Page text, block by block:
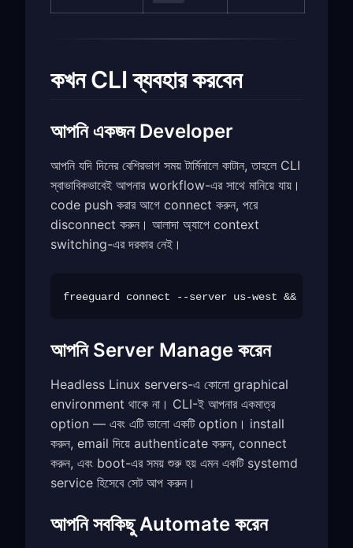
কখন CLI ব্যবহার করবেন
আপনি একজন Developer
আপনি যদি দিনের বেশিরভাগ সময় টার্মিনালে কাটান, তাহলে CLI
স্বাভাবিকভাবেই আপনার workflow-এর সাথে মানিয়ে যায়।
code push করার আগে connect করুন, পরে
disconnect করুন। আলাদা অ্যাপে context
switching-এর দরকার নেই।
আপনি Server Manage করেন
Headless Linux servers-এ কোনো graphical
environment থাকে না। CLI-ই আপনার একমাত্র
option — এবং এটি ভালো একটি option। install
করুন, email দিয়ে authenticate করুন, connect
করুন, এবং boot-এর সময় শুরু হয় এমন একটি systemd
service হিসেবে সেট আপ করুন।
আপনি সবকিছু Automate করেন